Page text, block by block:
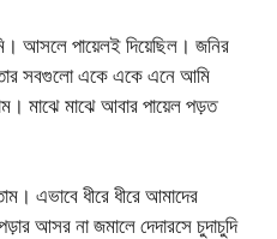
আসলে পায়েলই দিয়েছিল। জনির
সবগুলো একে একে এনে আমি
মাঝে মাঝে আবার পায়েল পড়ত
এভাবে ধীরে ধীরে আমাদের
আসর না জমালে দেদারসে চুদাচুদি